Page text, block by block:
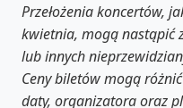
Przełożenia koncertów,
kwietnia, mogą nastąpić
lub innych
Ceny biletów mogą
daty, organizatora oraz